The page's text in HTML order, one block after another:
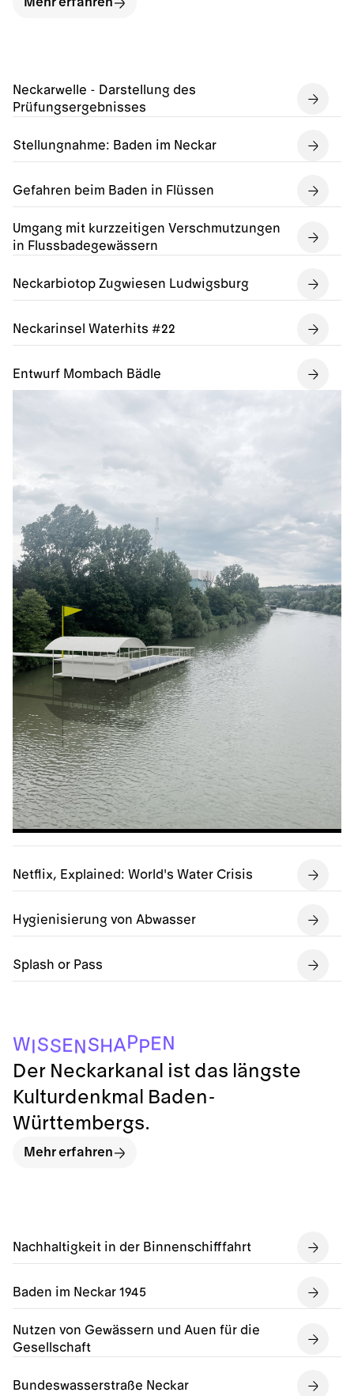
Neckarwelle - Darstellung des
Prüfungsergebnisses
Stellungnahme: Baden im Neckar
Gefahren beim Baden in Flüssen
Umgang mit kurzzeitigen Verschmutzungen
in Flussbadegewässern
Neckarbiotop Zugwiesen Ludwigsburg
Neckarinsel Waterhits #22
Entwurf Mombach Bädle
Netflix, Explained: World's Water Crisis
Hygienisierung von Abwasser
Splash or Pass
Nachhaltigkeit in der Binnenschifffahrt
Baden im Neckar 1945
Nutzen von Gewässern und Auen für die
Gesellschaft
Bundeswasserstraße Neckar
WISSENSHAPPEN
Der Neckarkanal ist das längste
Kulturdenkmal Baden-
Württembergs.
Mehr erfahren
Mehr erfahren